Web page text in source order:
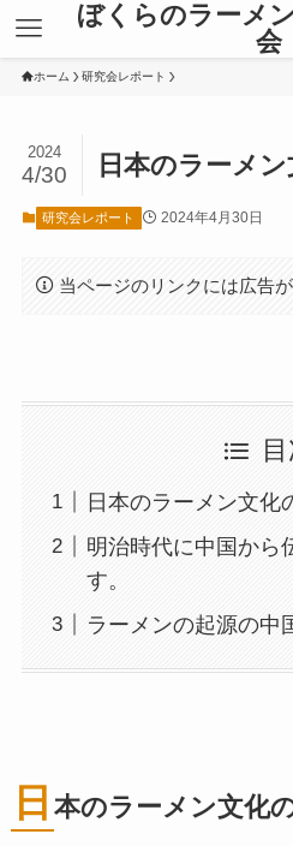
ぼくらのラーメ
会
ホーム 研究会レポート
日本のラーメン
2024
4/30
研究会レポート 2024年4月30日
当ページのリンクには広告
日本のラーメン文化
明治時代に中国から
す。
ラーメンの起源の中
日 本のラーメン文化